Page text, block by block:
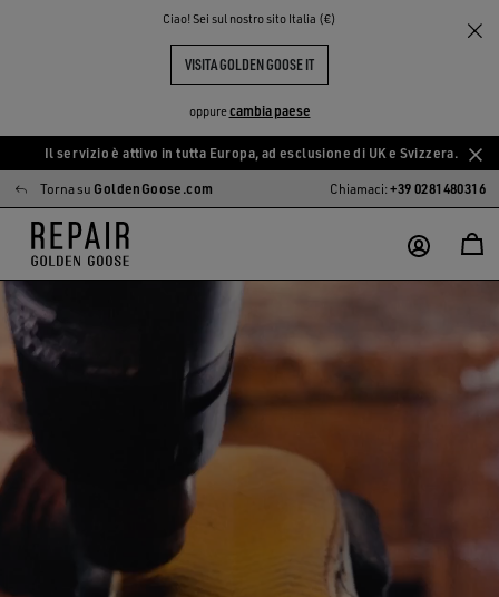
Ciao! Sei sul nostro sito Italia (€)
VISITA GOLDEN GOOSE IT
oppurecambia paese
Vai
al
contenuto
principale
Vai
al
contenuto
del
piè
di
pagina
Il servizio è attivo in tutta Europa, ad esclusione di UK e Svizzera.
Torna su GoldenGoose.com Chiamaci:+39 0281480316